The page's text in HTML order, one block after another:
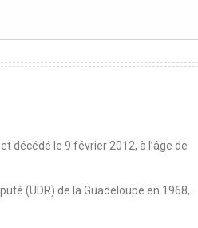
décédé le 9 février 2012, à l’âge de
(UDR) de la Guadeloupe en 1968,